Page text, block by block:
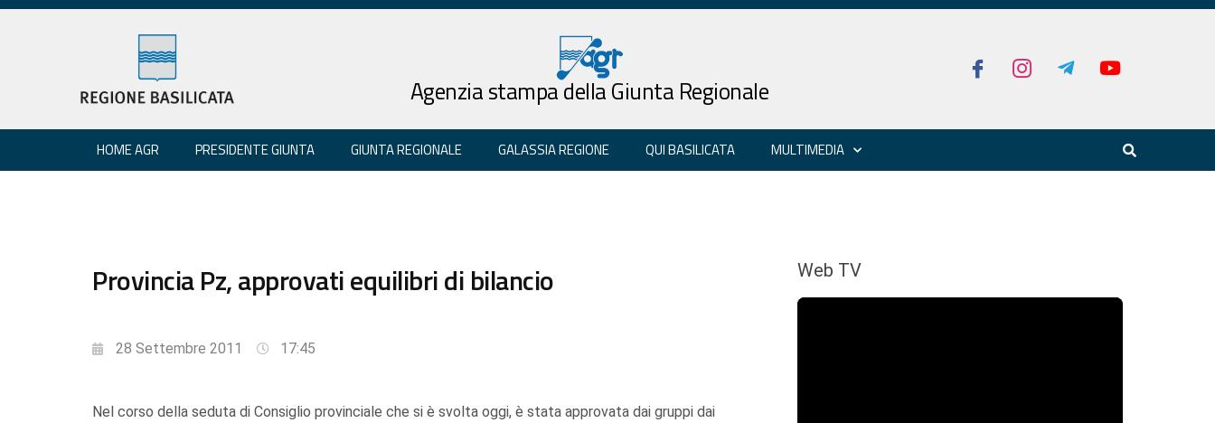
Agenzia stampa della Giunta Regionale
HOME AGR PRESIDENTE GIUNTA GIUNTA REGIONALE GALASSIA REGIONE QUI BASILICATA MULTIMEDIA
Provincia Pz, approvati equilibri di bilancio
28 Settembre 2011 17:45
Nel corso della seduta di Consiglio provinciale che si è svolta oggi, è stata approvata dai gruppi dai
Web TV